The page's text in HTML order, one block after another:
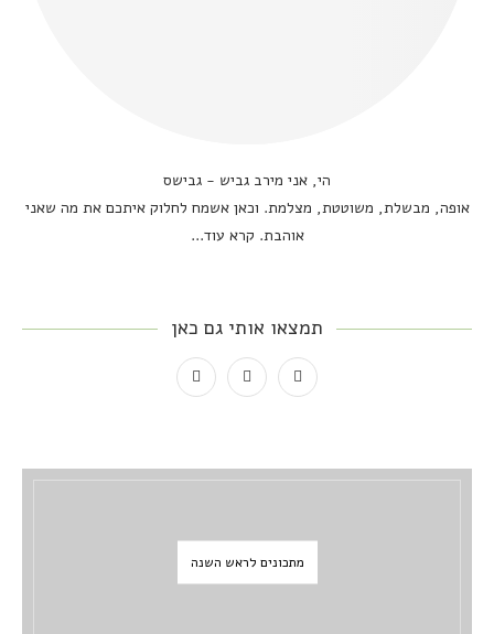
הי, אני מירב גביש - גבישס
אופה, מבשלת, משוטטת, מצלמת. וכאן אשמח לחלוק איתכם את מה שאני
אוהבת. קרא עוד...
תמצאו אותי גם כאן
מתכונים לראש השנה